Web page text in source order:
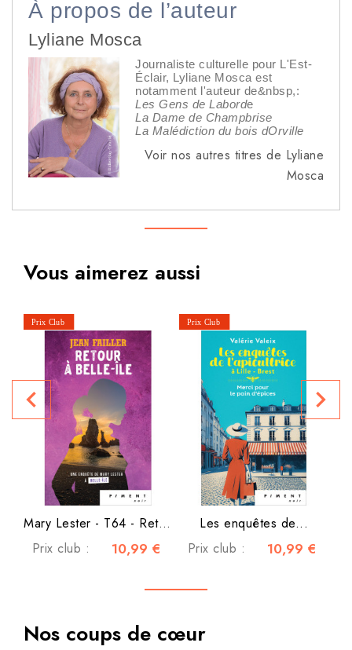
À propos de l’auteur
Lyliane Mosca
Journaliste culturelle pour L'Est-
Éclair, Lyliane Mosca est
notamment l'auteur de&nbsp,:
Les Gens de Laborde
La Dame de Champbrise
La Malédiction du bois dOrville
Voir nos autres titres de Lyliane
Mosca
Vous aimerez aussi
Mary Lester - T64 - Retour...
Prix club :
10,99 €
Les enquêtes de...
Prix club :
10,99 €
navigate_before navigate_next
Nos coups de cœur